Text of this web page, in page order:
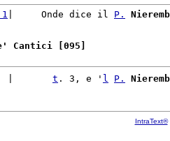
|     Onde dice il P. Nieremb
Cantici [095]
t . 3, e ' l P. Nieremb
IntraText®